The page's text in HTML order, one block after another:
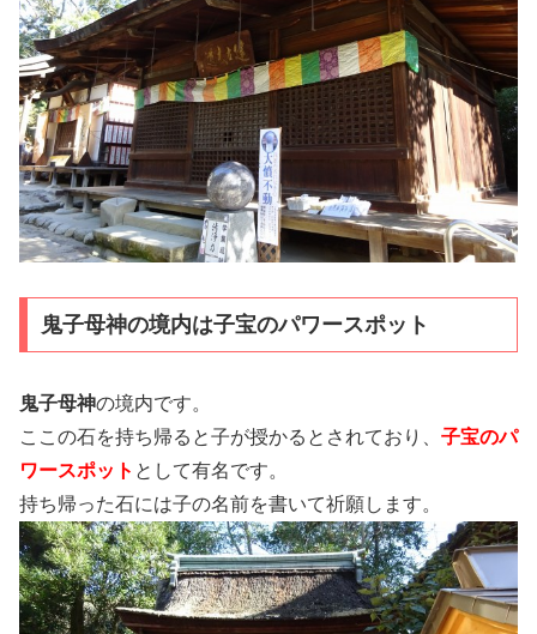
鬼子母神の境内は子宝のパワースポット
鬼子母神の境内です。
ここの石を持ち帰ると子が授かるとされており、 子宝のパ
ワースポット として有名です。
持ち帰った石には子の名前を書いて祈願します。